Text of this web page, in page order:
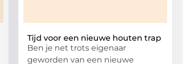
Tijd voor een nieuwe houten trap
Ben je net trots eigenaar
geworden van een nieuwe